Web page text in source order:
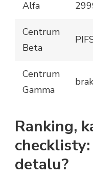
Alfa
Centrum
Beta
Centrum
Gamma
brak
Ranking,
detalu?